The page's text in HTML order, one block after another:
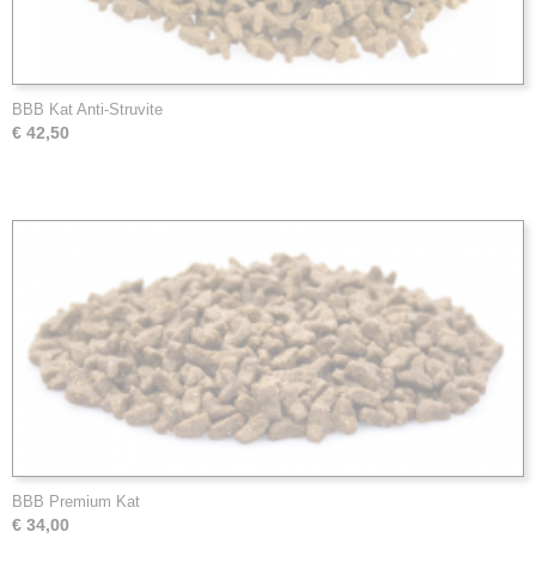
BBB Kat Anti-Struvite
€ 42,50
BBB Premium Kat
€ 34,00